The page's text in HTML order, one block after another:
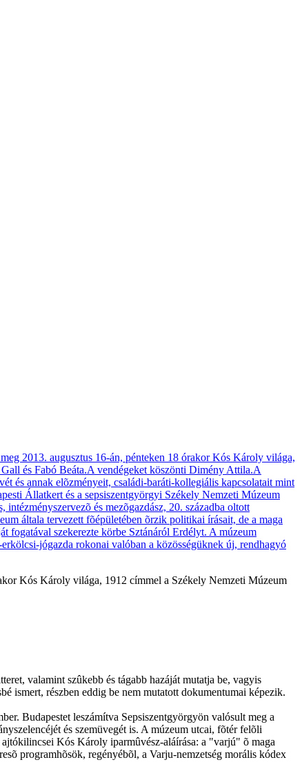
Kós Károly világa, 1912 címmel a Székely Nemzeti Múzeum
valamint szûkebb és tágabb hazáját mutatja be, vagyis
ismert, részben eddig be nem mutatott dokumentumai képezik.
Budapestet leszámítva Sepsiszentgyörgyön valósult meg a
és szemüvegét is. A múzeum utcai, fõtér felõli
Kós Károly iparmûvész-aláírása: a "varjú" õ maga
programhõsök, regényébõl, a Varju-nemzetség morális kódex